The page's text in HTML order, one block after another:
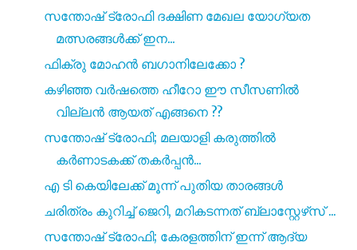
സന്തോഷ് ട്രോഫി ദക്ഷിണ മേഖല യോഗ്യത
മത്സരങ്ങൾക്ക് ഇന...
ഫിക്രു മോഹൻ ബഗാനിലേക്കോ ?
കഴിഞ്ഞ വർഷത്തെ ഹീറോ ഈ സീസണിൽ
വില്ലൻ ആയത് എങ്ങനെ ??
സന്തോഷ് ട്രോഫി; മലയാളി കരുത്തിൽ
കർണാടകക്ക് തകർപ്പൻ...
എ ടി കെയിലേക്ക് മൂന്ന് പുതിയ താരങ്ങൾ
ചരിത്രം കുറിച്ച് ജെറി, മറികടന്നത് ബ്ലാസ്റ്റേഴ്‌സ് ...
സന്തോഷ് ട്രോഫി; കേരളത്തിന് ഇന്ന് ആദ്യ